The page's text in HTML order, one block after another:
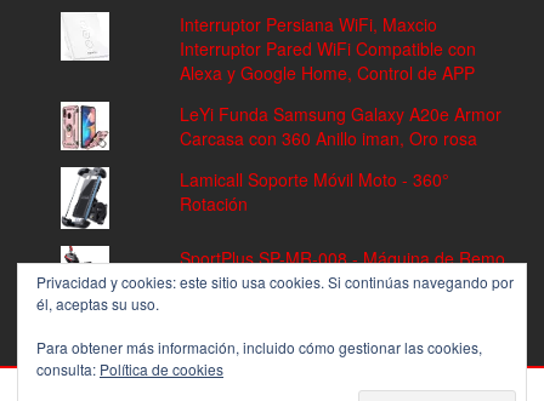
Interruptor Persiana WiFi, Maxcio
Interruptor Pared WiFi Compatible con
Alexa y Google Home, Control de APP
LeYi Funda Samsung Galaxy A20e Armor
Carcasa con 360 Anillo iman, Oro rosa
Lamicall Soporte Móvil Moto - 360°
Rotación
SportPlus SP-MR-008 - Máquina de Remo
Fitness, Volante de Inercia de 8 kg, 8
Privacidad y cookies: este sitio usa cookies. Si continúas navegando por
él, aceptas su uso.
Para obtener más información, incluido cómo gestionar las cookies,
consulta: Política de cookies